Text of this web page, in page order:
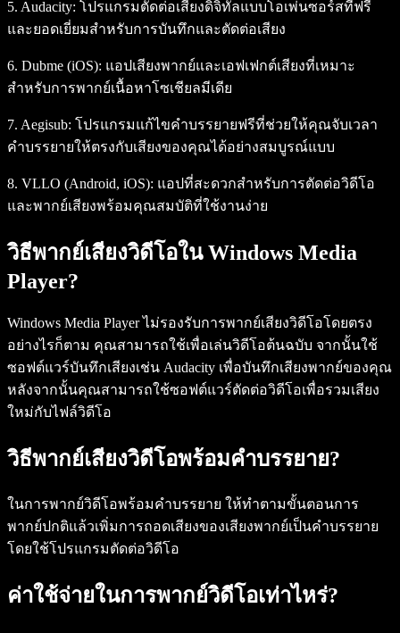
5. Audacity: โปรแกรมตัดต่อเสียงดิจิทัลแบบโอเพ่นซอร์สที่ฟรี
และยอดเยี่ยมสำหรับการบันทึกและตัดต่อเสียง
6. Dubme (iOS): แอปเสียงพากย์และเอฟเฟกต์เสียงที่เหมาะ
สำหรับการพากย์เนื้อหาโซเชียลมีเดีย
7. Aegisub: โปรแกรมแก้ไขคำบรรยายฟรีที่ช่วยให้คุณจับเวลา
คำบรรยายให้ตรงกับเสียงของคุณได้อย่างสมบูรณ์แบบ
8. VLLO (Android, iOS): แอปที่สะดวกสำหรับการตัดต่อวิดีโอ
และพากย์เสียงพร้อมคุณสมบัติที่ใช้งานง่าย
วิธีพากย์เสียงวิดีโอใน Windows Media
Player?
Windows Media Player ไม่รองรับการพากย์เสียงวิดีโอโดยตรง
อย่างไรก็ตาม คุณสามารถใช้เพื่อเล่นวิดีโอต้นฉบับ จากนั้นใช้
ซอฟต์แวร์บันทึกเสียงเช่น Audacity เพื่อบันทึกเสียงพากย์ของคุณ
หลังจากนั้นคุณสามารถใช้ซอฟต์แวร์ตัดต่อวิดีโอเพื่อรวมเสียง
ใหม่กับไฟล์วิดีโอ
วิธีพากย์เสียงวิดีโอพร้อมคำบรรยาย?
ในการพากย์วิดีโอพร้อมคำบรรยาย ให้ทำตามขั้นตอนการ
พากย์ปกติแล้วเพิ่มการถอดเสียงของเสียงพากย์เป็นคำบรรยาย
โดยใช้โปรแกรมตัดต่อวิดีโอ
ค่าใช้จ่ายในการพากย์วิดีโอเท่าไหร่?